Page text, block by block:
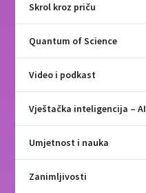
Skrol kroz priču
Quantum of Science
Video i podkast
Vještačka inteligencija – AI
Umjetnost i nauka
Zanimljivosti